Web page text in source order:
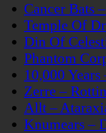
Cancer Bats
Temple Of
Din Of
Phantom
10,000
Zerre –
Allt –
Knumears –